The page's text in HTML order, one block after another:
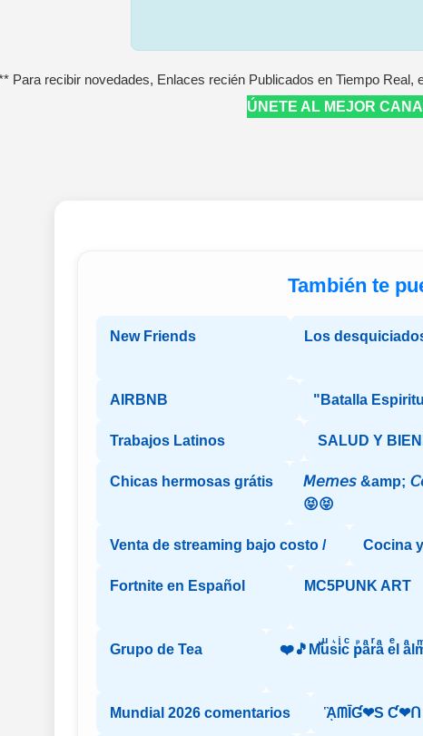
Para recibir novedades, Enlaces recién Publicados en Tiempo
ÚNETE AL MEJOR
También te
New Friends Los
AIRBNB "Batalla
Trabajos Latinos SALUD Y
Chicas hermosas grátis
𝘔𝘦𝘮𝘦𝘴 &amp;
😝😝
Venta de streaming bajo costo / Cocina
Fortnite en Español MC5PUNK ART
Grupo de Tea ❤️🎵Mⷨuͧs͛iͥcͨ рⷬaͣrͬaͣ eͤl
Mundial 2026 comentarios ᾋᗰĪƓ❤S Ƈ❤ᑎ